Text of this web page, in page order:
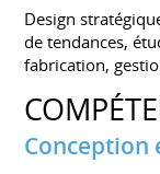
Design
de tendances,
fabrication,
Conception